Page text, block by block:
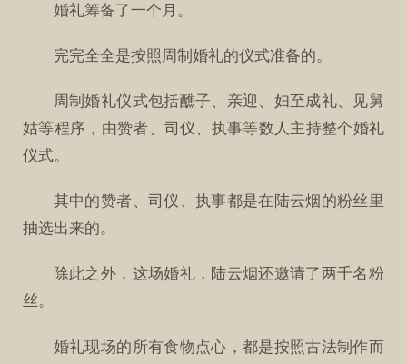
婚礼筹备了一个月。
完完全全是按照周制婚礼的仪式准备的。
周制婚礼仪式包括醮子、亲迎、妇至成礼、见舅
姑等程序，由赞者、司仪、执事等数人主持整个婚礼
仪式。
其中的赞者、司仪、执事都是在陆云烟的粉丝里
抽选出来的。
除此之外，这场婚礼，陆云烟还邀请了两千名粉
丝。
婚礼现场的所有食物点心，都是按照古法制作而